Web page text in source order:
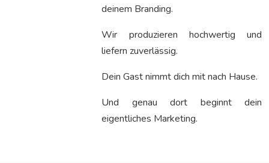
deinem Branding.
Wir produzieren hochwertig und
liefern zuverlässig.
Dein Gast nimmt dich mit nach Hause.
Und genau dort beginnt dein
eigentliches Marketing.